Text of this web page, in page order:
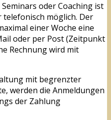
oder Coaching ist
telefonisch möglich. Der
einer Woche eine
oder per Post (Zeitpunkt
Rechnung wird mit
mit begrenzter
werden die Anmeldungen
der Zahlung